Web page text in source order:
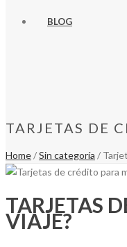
BLOG
TARJETAS DE
Home/Sin categoría /
TARJETAS
VIAJE?